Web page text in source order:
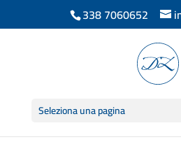
338 7060652
Seleziona una pagina